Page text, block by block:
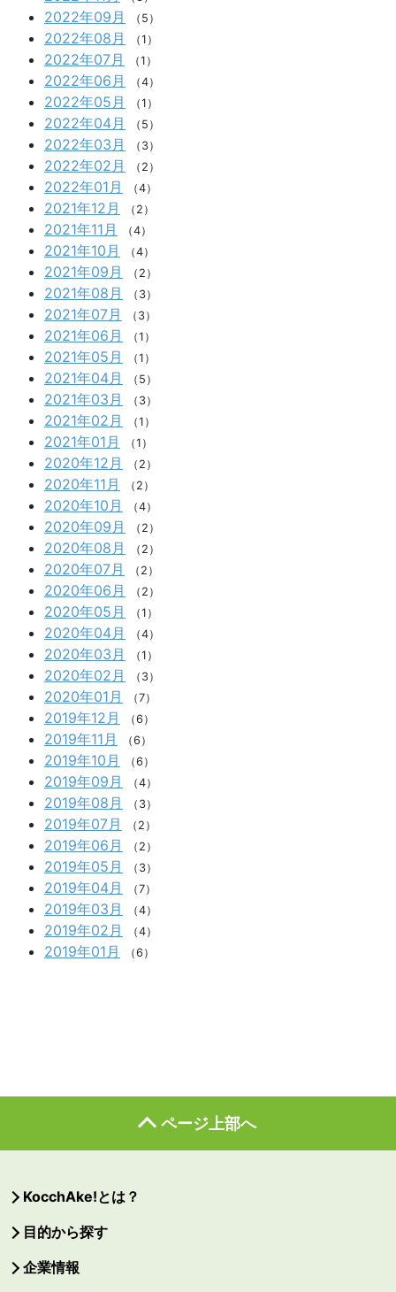
2022年09月 （5）
2022年08月 （1）
2022年07月 （1）
2022年06月 （4）
2022年05月 （1）
2022年04月 （5）
2022年03月 （3）
2022年02月 （2）
2022年01月 （4）
2021年12月 （2）
2021年11月 （4）
2021年10月 （4）
2021年09月 （2）
2021年08月 （3）
2021年07月 （3）
2021年06月 （1）
2021年05月 （1）
2021年04月 （5）
2021年03月 （3）
2021年02月 （1）
2021年01月 （1）
2020年12月 （2）
2020年11月 （2）
2020年10月 （4）
2020年09月 （2）
2020年08月 （2）
2020年07月 （2）
2020年06月 （2）
2020年05月 （1）
2020年04月 （4）
2020年03月 （1）
2020年02月 （3）
2020年01月 （7）
2019年12月 （6）
2019年11月 （6）
2019年10月 （6）
2019年09月 （4）
2019年08月 （3）
2019年07月 （2）
2019年06月 （2）
2019年05月 （3）
2019年04月 （7）
2019年03月 （4）
2019年02月 （4）
2019年01月 （6）
ページ上部へ
KocchAke!とは？
目的から探す
企業情報